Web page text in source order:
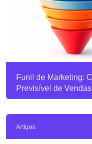
Funil de Marketing:
Previsível de Vendas
Artigos